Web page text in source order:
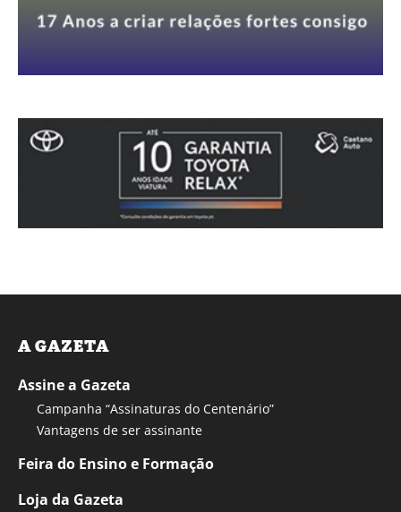
A GAZETA
Assine a Gazeta
Campanha “Assinaturas do Centenário”
Vantagens de ser assinante
Feira do Ensino e Formação
Loja da Gazeta